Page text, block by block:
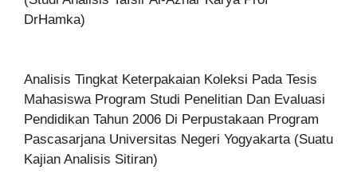
DrHamka)
Analisis Tingkat Keterpakaian Koleksi Pada Tesis
Mahasiswa Program Studi Penelitian Dan Evaluasi
Pendidikan Tahun 2006 Di Perpustakaan Program
Pascasarjana Universitas Negeri Yogyakarta (Suatu
Kajian Analisis Sitiran)